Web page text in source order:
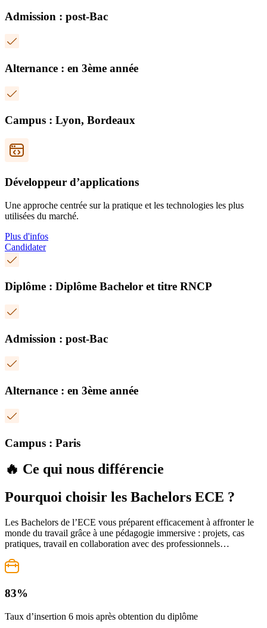
Admission : post-Bac
Alternance : en 3ème année
Campus : Lyon, Bordeaux
Développeur d’applications
Une approche centrée sur la pratique et les technologies les plus
utilisées du marché.
Plus d'infos
Candidater
Diplôme : Diplôme Bachelor et titre RNCP
Admission : post-Bac
Alternance : en 3ème année
Campus : Paris
🔥️ Ce qui nous différencie
Pourquoi choisir les Bachelors ECE ?
Les Bachelors de l’ECE vous préparent efficacement à affronter le
monde du travail grâce à une pédagogie immersive : projets, cas
pratiques, travail en collaboration avec des professionnels…
83%
Taux d’insertion 6 mois après obtention du diplôme